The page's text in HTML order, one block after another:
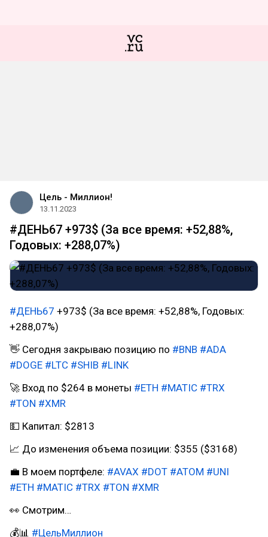
Цель - Миллион!
13.11.2023
#ДЕНЬ67 +973$ (За все время: +52,88%,
Годовых: +288,07%)
#ДЕНЬ67 +973$ (За все время: +52,88%, Годовых:
+288,07%)
👋 Сегодня закрываю позицию по #BNB #ADA
#DOGE #LTC #SHIB #LINK
🚀 Вход по $264 в монеты #ETH #MATIC #TRX
#TON #XMR
💵 Капитал: $2813
📈 До изменения объема позиции: $355 ($3168)
💼 В моем портфеле: #AVAX #DOT #ATOM #UNI
#ETH #MATIC #TRX #TON #XMR
👀 Смотрим…
💰📊 #ЦельМиллион